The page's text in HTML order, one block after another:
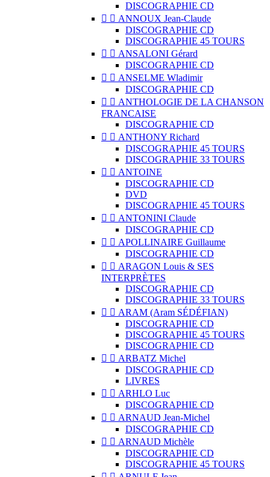
DISCOGRAPHIE CD
  ANNOUX Jean-Claude
DISCOGRAPHIE CD
DISCOGRAPHIE 45 TOURS
  ANSALONI Gérard
DISCOGRAPHIE CD
  ANSELME Wladimir
DISCOGRAPHIE CD
  ANTHOLOGIE DE LA CHANSON
FRANCAISE
DISCOGRAPHIE CD
  ANTHONY Richard
DISCOGRAPHIE 45 TOURS
DISCOGRAPHIE 33 TOURS
  ANTOINE
DISCOGRAPHIE CD
DVD
DISCOGRAPHIE 45 TOURS
  ANTONINI Claude
DISCOGRAPHIE CD
  APOLLINAIRE Guillaume
DISCOGRAPHIE CD
  ARAGON Louis & SES
INTERPRÈTES
DISCOGRAPHIE CD
DISCOGRAPHIE 33 TOURS
  ARAM (Aram SÉDÉFIAN)
DISCOGRAPHIE CD
DISCOGRAPHIE 45 TOURS
DISCOGRAPHIE CD
  ARBATZ Michel
DISCOGRAPHIE CD
LIVRES
  ARHLO Luc
DISCOGRAPHIE CD
  ARNAUD Jean-Michel
DISCOGRAPHIE CD
  ARNAUD Michèle
DISCOGRAPHIE CD
DISCOGRAPHIE 45 TOURS